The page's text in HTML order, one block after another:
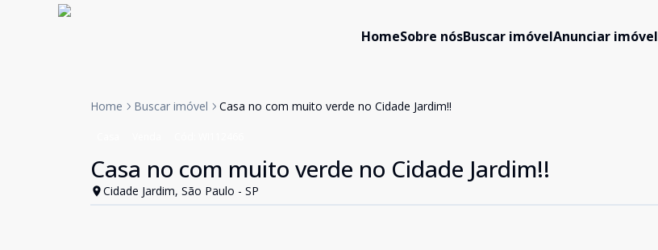
HomeSobre nósBuscar imóvelAnunciar imóvel
Home Buscar imóvel Casa no com muito verde no Cidade Jardim!!
Casa no com muito verde no Cidade Jardim!!
Cidade Jardim, São Paulo - SP